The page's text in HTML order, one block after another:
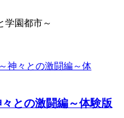
学園都市～
との激闘編～体験版